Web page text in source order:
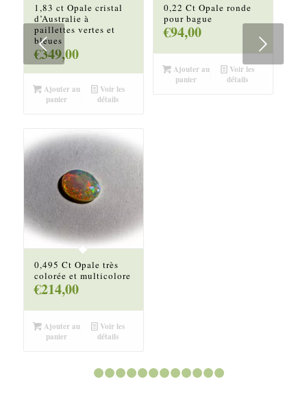
1,83 ct Opale cristal
d’Australie à
paillettes vertes et
bleues
€349,00
Ajouter au
panier
Voir les
détails
0,22 Ct Opale ronde
pour bague
€94,00
Ajouter au
panier
Voir les
détails
0,495 Ct Opale très
colorée et multicolore
€214,00
Ajouter au
panier
Voir les
détails
Suivant
1 2 3 4 5 6 7